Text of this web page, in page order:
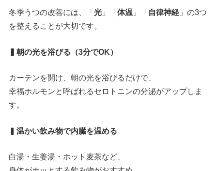
冬季うつの改善には、「光 」「体温 」「 自律神経 」の3つ
を整えることが大切です。
▍朝の光を浴びる（3分でOK）
カーテンを開け、朝の光を浴びるだけで、
幸福ホルモンと呼ばれるセロトニンの分泌がアップしま
す。
▍温かい飲み物で内臓を温める
白湯・生姜湯・ホット麦茶など、